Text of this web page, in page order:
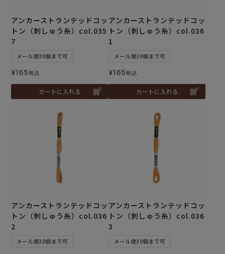
アンカーストランテッドコッ
トン（刺しゅう糸）col.035
7
メール便30個まで可
¥165税込
カートに入れる
アンカーストランテッドコッ
トン（刺しゅう糸）col.036
1
メール便30個まで可
¥165税込
カートに入れる
アンカーストランテッドコッ
トン（刺しゅう糸）col.036
2
メール便30個まで可
アンカーストランテッドコッ
トン（刺しゅう糸）col.036
3
メール便30個まで可